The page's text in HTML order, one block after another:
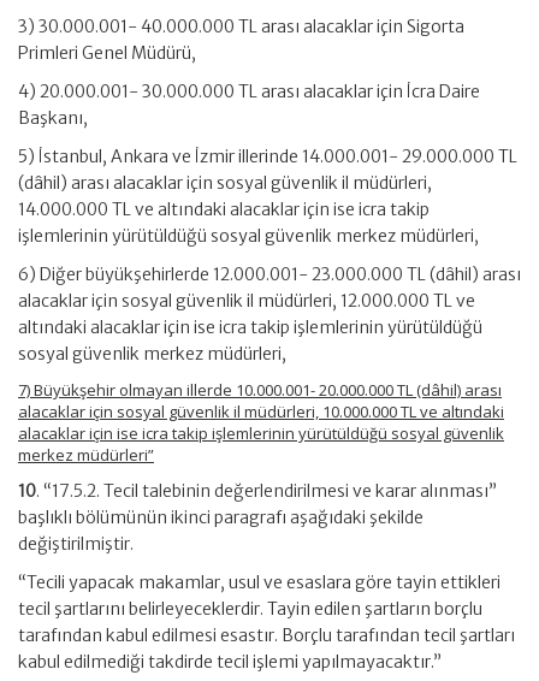
3) 30.000.001- 40.000.000 TL arası alacaklar için Sigorta
Primleri Genel Müdürü,
4) 20.000.001- 30.000.000 TL arası alacaklar için İcra Daire
Başkanı,
5) İstanbul, Ankara ve İzmir illerinde 14.000.001- 29.000.000 TL
(dâhil) arası alacaklar için sosyal güvenlik il müdürleri,
14.000.000 TL ve altındaki alacaklar için ise icra takip
işlemlerinin yürütüldüğü sosyal güvenlik merkez müdürleri,
6) Diğer büyükşehirlerde 12.000.001- 23.000.000 TL (dâhil) arası
alacaklar için sosyal güvenlik il müdürleri, 12.000.000 TL ve
altındaki alacaklar için ise icra takip işlemlerinin yürütüldüğü
sosyal güvenlik merkez müdürleri,
7) Büyükşehir olmayan illerde 10.000.001- 20.000.000 TL (dâhil) arası
alacaklar için sosyal güvenlik il müdürleri, 10.000.000 TL ve altındaki
alacaklar için ise icra takip işlemlerinin yürütüldüğü sosyal güvenlik
merkez müdürleri”
10. “17.5.2. Tecil talebinin değerlendirilmesi ve karar alınması”
başlıklı bölümünün ikinci paragrafı aşağıdaki şekilde
değiştirilmiştir.
“Tecili yapacak makamlar, usul ve esaslara göre tayin ettikleri
tecil şartlarını belirleyeceklerdir. Tayin edilen şartların borçlu
tarafından kabul edilmesi esastır. Borçlu tarafından tecil şartları
kabul edilmediği takdirde tecil işlemi yapılmayacaktır.”